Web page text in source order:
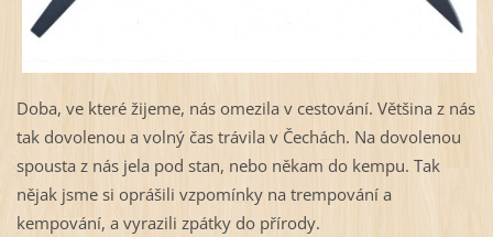
Doba, ve které žijeme, nás omezila v cestování. Většina z nás
tak dovolenou a volný čas trávila v Čechách. Na dovolenou
spousta z nás jela pod stan, nebo někam do kempu. Tak
nějak jsme si oprášili vzpomínky na trempování a
kempování, a vyrazili zpátky do přírody.